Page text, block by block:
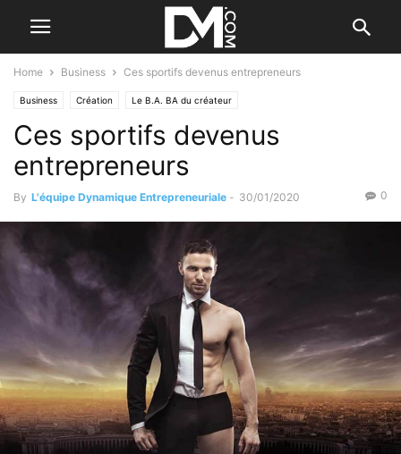
Home Business Ces sportifs devenus entrepreneurs
Business Création Le B.A. BA du créateur
Ces sportifs devenus
entrepreneurs
By L'équipe Dynamique Entrepreneuriale - 30/01/2020 0